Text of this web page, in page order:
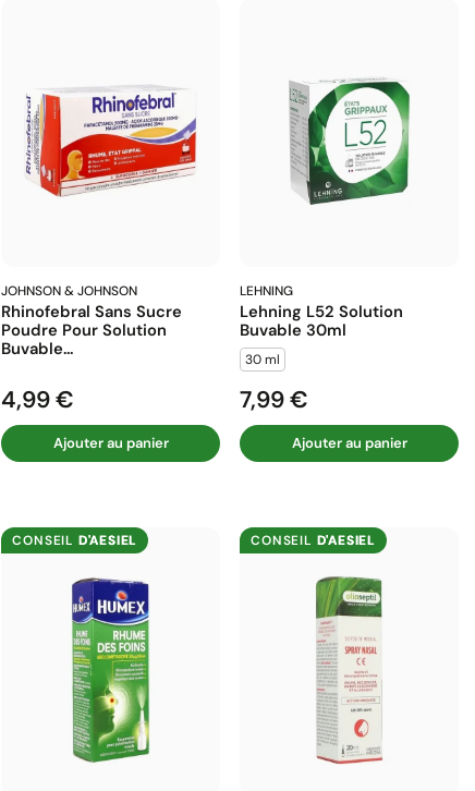
JOHNSON & JOHNSON
Rhinofebral Sans Sucre
Poudre Pour Solution
Buvable...
Prix
4,99 €
Ajouter au panier
LEHNING
Lehning L52 Solution
Buvable 30ml
30 ml
Prix
7,99 €
Ajouter au panier
CONSEIL D'AESIEL CONSEIL D'AESIEL